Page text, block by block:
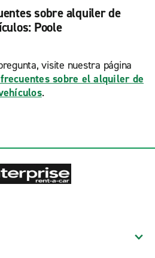
sobre alquiler de
Poole
visite nuestra página
sobre el alquiler de
.